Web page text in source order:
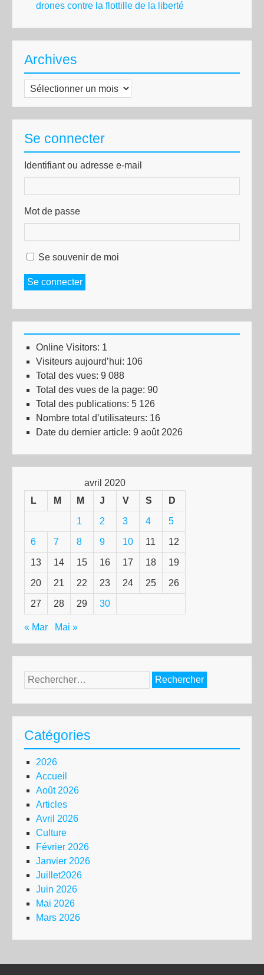
drones contre la flottille de la liberté
Archives
Archives
Se connecter
Identifiant ou adresse e-mail
Mot de passe
Se souvenir de moi
Se connecter
Online Visitors: 1
Visiteurs aujourd’hui: 106
Total des vues: 9 088
Total des vues de la page: 90
Total des publications: 5 126
Nombre total d’utilisateurs: 16
Date du dernier article: 9 août 2026
avril 2020
L
M M J V S D
1 2 3 4 5
6 7 8 9 10 11 12
13 14 15 16 17 18 19
20 21 22 23 24 25 26
27 28 29 30
« Mar Mai »
Rechercher :
Catégories
2026
Accueil
Août 2026
Articles
Avril 2026
Culture
Février 2026
Janvier 2026
Juillet2026
Juin 2026
Mai 2026
Mars 2026